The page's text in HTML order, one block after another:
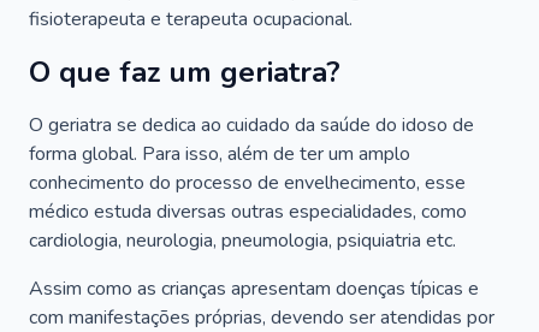
fisioterapeuta e terapeuta ocupacional.
O que faz um geriatra?
O geriatra se dedica ao cuidado da saúde do idoso de
forma global. Para isso, além de ter um amplo
conhecimento do processo de envelhecimento, esse
médico estuda diversas outras especialidades, como
cardiologia, neurologia, pneumologia, psiquiatria etc.
Assim como as crianças apresentam doenças típicas e
com manifestações próprias, devendo ser atendidas por